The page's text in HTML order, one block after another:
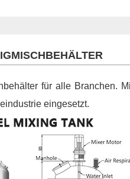
für alle Branchen.
eingesetzt.